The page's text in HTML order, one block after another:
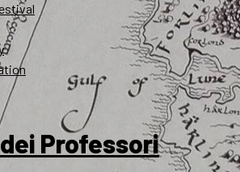
Professori